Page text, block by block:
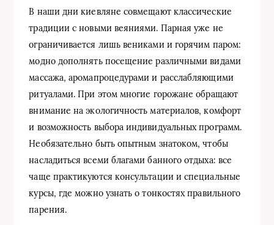
В наши дни киевляне совмещают классические
традиции с новыми веяниями. Парная уже не
ограничивается лишь вениками и горячим паром:
модно дополнять посещение различными видами
массажа, аромапроцедурами и расслабляющими
ритуалами. При этом многие горожане обращают
внимание на экологичность материалов, комфорт
и возможность выбора индивидуальных программ.
Необязательно быть опытным знатоком, чтобы
насладиться всеми благами банного отдыха: все
чаще практикуются консультации и специальные
курсы, где можно узнать о тонкостях правильного
парения.